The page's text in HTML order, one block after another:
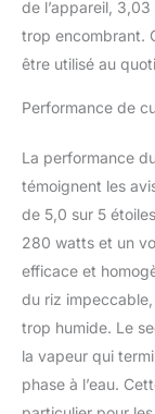
de l’appareil,
trop encombrant.
être utilisé au
Performance de
La performance
témoignent les
de 5,0 sur 5
280 watts et un
efficace et
du riz
trop humide. Le
la vapeur qui
phase à l’eau.